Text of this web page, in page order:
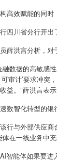
高效赋能的同时
四川省分行开出
薛洪言分析，对
融数据的高敏感
可审计’要求冲
益。”薛洪言表示
数智化转型的银
行与外部供应
在一线业务中
智能体如果要进